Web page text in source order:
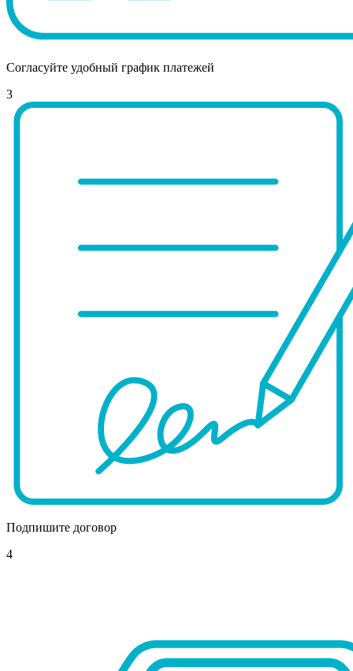
Согласуйте удобный график платежей
3
Подпишите договор
4